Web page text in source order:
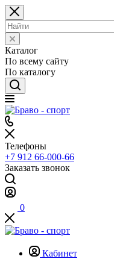
Каталог
По всему сайту
По каталогу
Телефоны
+7 912 66-000-66
Заказать звонок
0
Кабинет